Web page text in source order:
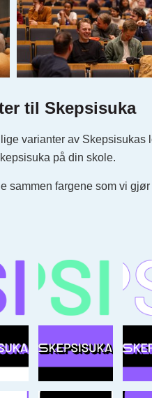
til Skepsisuka
varianter av
på din skole.
sammen fargene som vi gjør